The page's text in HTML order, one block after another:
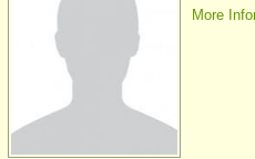
More